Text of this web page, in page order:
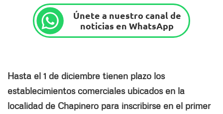
Únete a nuestro canal de
noticias en WhatsApp
Hasta el 1 de diciembre tienen plazo los
establecimientos comerciales ubicados en la
localidad de Chapinero para inscribirse en el primer